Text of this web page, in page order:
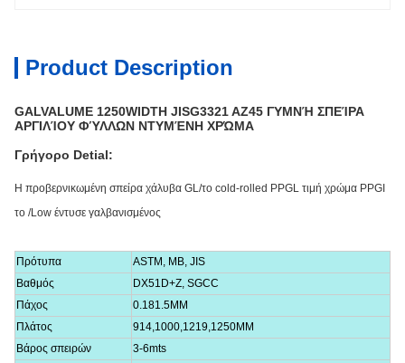
Product Description
GALVALUME 1250WIDTH JISG3321 AZ45 ΓΥΜΝΉ ΣΠΕΊΡΑ
ΑΡΓΙΛΊΟΥ ΦΎΛΛΩΝ ΝΤΥΜΈΝΗ ΧΡΏΜΑ
Γρήγορο Detial:
Η προβερνικωμένη σπείρα χάλυβα GL/το cold-rolled PPGL τιμή χρώμα PPGI
το /Low έντυσε γαλβανισμένος
Πρότυπα
ASTM, ΜΒ, JIS
Βαθμός
DX51D+Z, SGCC
Πάχος
0.181.5MM
Πλάτος
914,1000,1219,1250MM
Βάρος σπειρών
3-6mts